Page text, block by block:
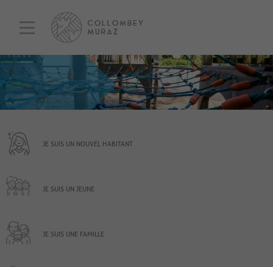
JE SUIS UN NOUVEL HABITANT
JE SUIS UN JEUNE
JE SUIS UNE FAMILLE